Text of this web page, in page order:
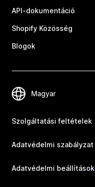
API-dokumentáció
Shopify Közösség
Blogok
Szolgáltatási feltételek
Adatvédelmi szabályzat
Adatvédelmi beállítások